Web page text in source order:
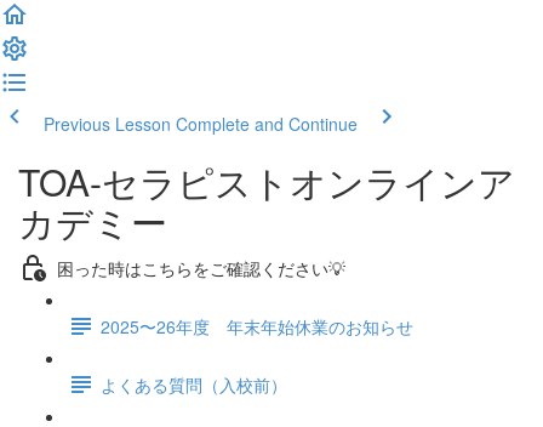
Previous Lesson Complete and Continue
TOA-セラピストオンラインア
カデミー
困った時はこちらをご確認ください💡
2025〜26年度 年末年始休業のお知らせ
よくある質問（入校前）